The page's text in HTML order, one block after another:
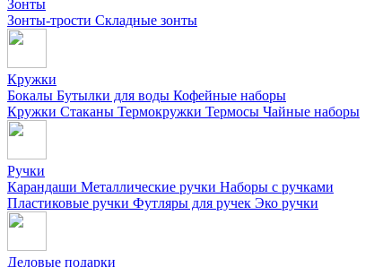
Зонты
Зонты-трости Складные зонты
Кружки
Бокалы Бутылки для воды Кофейные наборы
Кружки Стаканы Термокружки Термосы Чайные наборы
Ручки
Карандаши Металлические ручки Наборы с ручками
Пластиковые ручки Футляры для ручек Эко ручки
Деловые подарки